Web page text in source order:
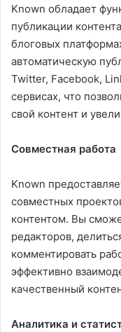
Known обладает
публикации
блоговых
автоматическую
Twitter, Facebook,
сервисах, что
свой контент и
Совместная работа
Known
совместных
контентом. Вы
редакторов,
комментировать
эффективно
качественный
Аналитика и